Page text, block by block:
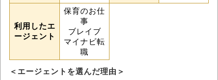
利用したエ
ージェント
保育のお仕
事
ブレイブ
マイナビ転
職
＜エージェントを選んだ理由＞